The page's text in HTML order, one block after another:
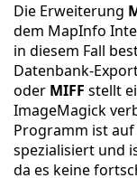
Die Erweiterung
dem MapInfo
in diesem Fall
Datenbank-
oder MIFF stellt
ImageMagick
Programm ist
spezialisiert und
da es keine